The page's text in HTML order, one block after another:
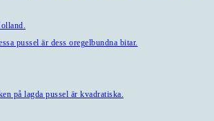
pussel är dess oregelbundna bitar.
på lagda pussel är kvadratiska.